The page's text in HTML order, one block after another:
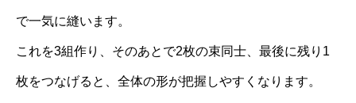
で一気に縫います。
これを3組作り、そのあとで2枚の束同士、最後に残り1
枚をつなげると、全体の形が把握しやすくなります。